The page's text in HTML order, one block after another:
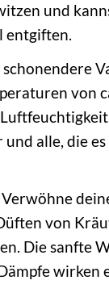
und
entgiften.
schonendere
von
und alle, die
Verwöhne
von
Die sanfte
wirken